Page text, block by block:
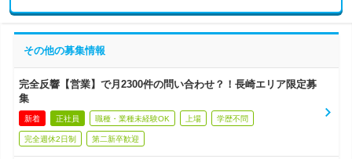
その他の募集情報
完全反響【営業】で月2300件の問い合わせ？！長崎エリア限定募
集
新着 正社員 職種・業種未経験OK 上場 学歴不問
完全週休2日制 第二新卒歓迎